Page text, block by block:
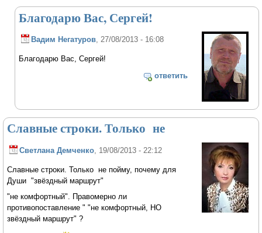
Благодарю Вас, Сергей!
Вадим Негатуров, 27/08/2013 - 16:08
Благодарю Вас, Сергей!
ответить
Славные строки. Только не
Светлана Демченко, 19/08/2013 - 22:12
Славные строки. Только не пойму, почему для
Души "звёздный маршрут"
"не комфортный". Правомерно ли
противопоставление " "не комфортный, НО
звёздный маршрут" ?